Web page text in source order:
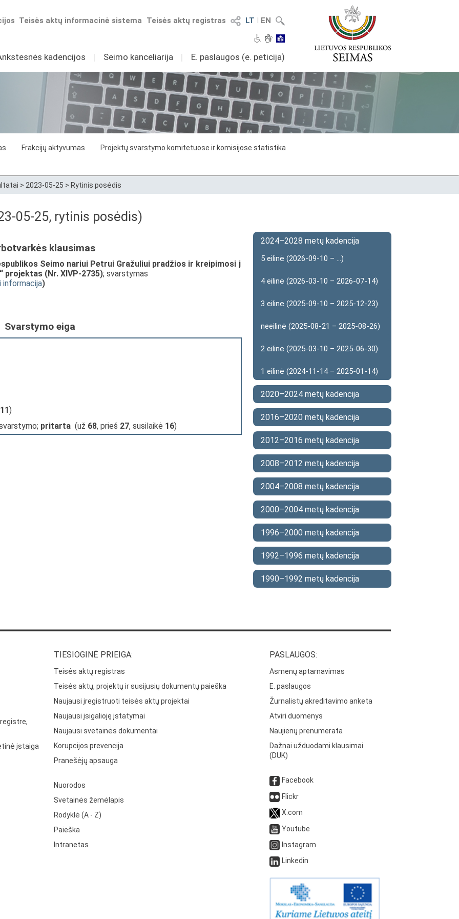
LT I EN
Teisės aktų registras
Teisės aktų informacinė sistema
kadencijos I Seimo kanceliarija I E. paslaugos (e. peticija)
Frakcijų aktyvumas
Projektų svarstymo komitetuose ir komisijose statistika
> 2023-05-25 > Rytinis posėdis
05-25, rytinis posėdis)
klausimas
Seimo nariui Petrui Gražuliui pradžios ir kreipimosi į
projektas (Nr. XIVP-2735); svarstymas
informacija)
Svarstymo eiga
)
pritarta (už 68, prieš 27, susilaikė 16)
2024–2028 metų kadencija
5 eilinė (2026-09-10 – ...)
4 eilinė (2026-03-10 – 2026-07-14)
3 eilinė (2025-09-10 – 2025-12-23)
neeilinė (2025-08-21 – 2025-08-26)
2 eilinė (2025-03-10 – 2025-06-30)
1 eilinė (2024-11-14 – 2025-01-14)
2020–2024 metų kadencija
2016–2020 metų kadencija
2012–2016 metų kadencija
2008–2012 metų kadencija
2004–2008 metų kadencija
2000–2004 metų kadencija
1996–2000 metų kadencija
1992–1996 metų kadencija
1990–1992 metų kadencija
įstaiga
TIESIOGINĖ PRIEIGA:
Teisės aktų registras
Teisės aktų, projektų ir susijusių dokumentų paieška
Naujausi įregistruoti teisės aktų projektai
Naujausi įsigalioję įstatymai
Naujausi svetainės dokumentai
Korupcijos prevencija
Pranešėjų apsauga
Nuorodos
Svetainės žemėlapis
Rodyklė (A - Z)
Paieška
Intranetas
PASLAUGOS:
Asmenų aptarnavimas
E. paslaugos
Žurnalistų akreditavimo anketa
Atviri duomenys
Naujienų prenumerata
Dažnai užduodami klausimai
(DUK)
Facebook
Flickr
X.com
Youtube
Instagram
Linkedin